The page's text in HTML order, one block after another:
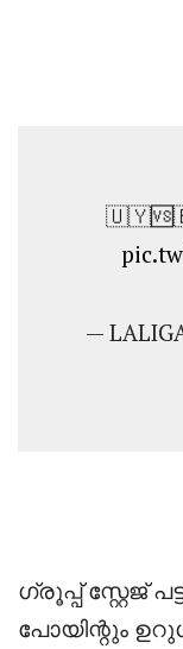
—
ഗ്രൂപ്പ്‌ സ്റ്റേജ്
പോയിന്റും